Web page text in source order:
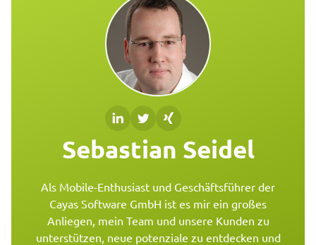
Sebastian Seidel
Als Mobile-Enthusiast und Geschäftsführer der
Cayas Software GmbH ist es mir ein großes
Anliegen, mein Team und unsere Kunden zu
unterstützen, neue potenziale zu entdecken und